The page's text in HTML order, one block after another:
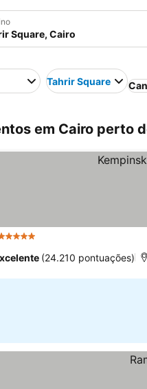
Tahrir Square
em Cairo perto
Estrelas
(24.210 pontuações)